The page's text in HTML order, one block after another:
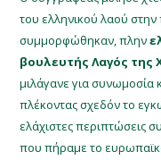
του ελληνικού λαού στην
συμμορφώθηκαν, πλην
βουλευτής Λαγός της
μιλάγανε για συνωμοσία
πλέκοντας σχεδόν το
ελάχιστες περιπτώσεις
που πήραμε το